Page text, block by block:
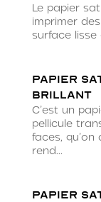
Le papier
imprimer
surface lisse
Papier
brillant
C’est un
pellicule
faces,
rend...
Papier